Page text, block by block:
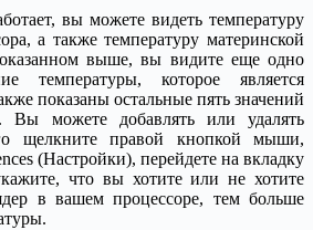
вы можете видеть температуру
а также температуру материнской
выше, вы видите еще одно
температуры, которое является
показаны остальные пять значений
Вы можете добавлять или удалять
щелкните правой кнопкой мыши,
(Настройки), перейдете на вкладку
что вы хотите или не хотите
в вашем процессоре, тем больше